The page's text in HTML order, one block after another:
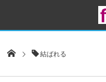
結ばれる